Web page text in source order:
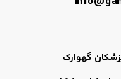
گهوارک